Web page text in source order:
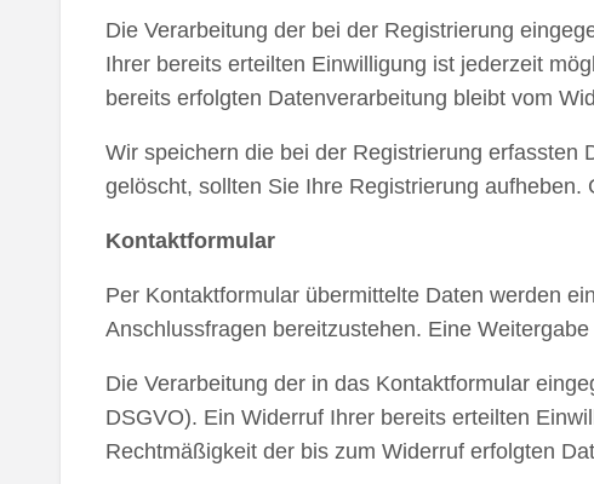
Die Verarbeitung der bei der Registrierung
Ihrer bereits erteilten Einwilligung ist jederzeit
bereits erfolgten Datenverarbeitung bleibt vom
Wir speichern die bei der Registrierung erfassten
gelöscht, sollten Sie Ihre Registrierung
Kontaktformular
Per Kontaktformular übermittelte Daten werden
Anschlussfragen bereitzustehen. Eine
Die Verarbeitung der in das Kontaktformular
DSGVO). Ein Widerruf Ihrer bereits erteilten
Rechtmäßigkeit der bis zum Widerruf erfolgten